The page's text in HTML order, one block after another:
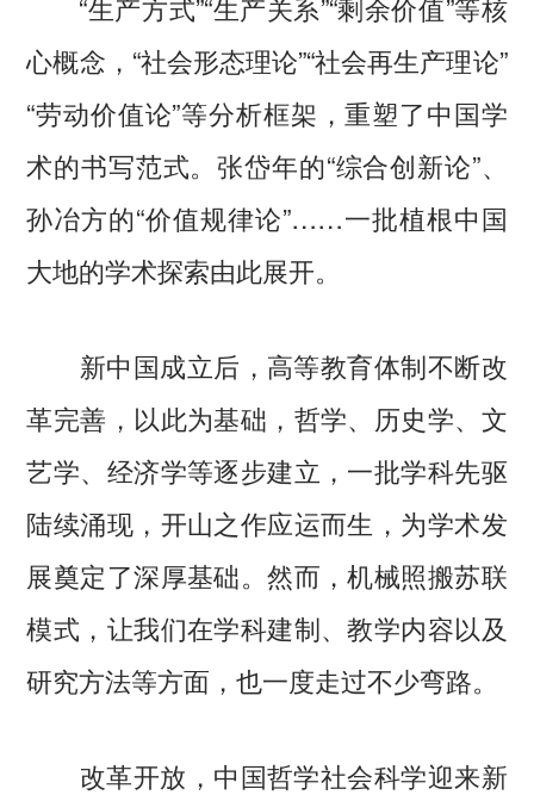
心概念，“社会形态理论”“社会再生产理论”
“劳动价值论”等分析框架，重塑了中国学
术的书写范式。张岱年的“综合创新论”、
孙冶方的“价值规律论”……一批植根中国
大地的学术探索由此展开。
新中国成立后，高等教育体制不断改
革完善，以此为基础，哲学、历史学、文
艺学、经济学等逐步建立，一批学科先驱
陆续涌现，开山之作应运而生，为学术发
展奠定了深厚基础。然而，机械照搬苏联
模式，让我们在学科建制、教学内容以及
研究方法等方面，也一度走过不少弯路。
改革开放，中国哲学社会科学迎来新